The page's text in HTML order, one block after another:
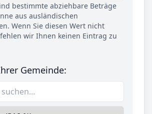
bestimmte abziehbare Beträge
aus ausländischen
Wenn Sie diesen Wert nicht
wir Ihnen keinen Eintrag zu
Gemeinde: